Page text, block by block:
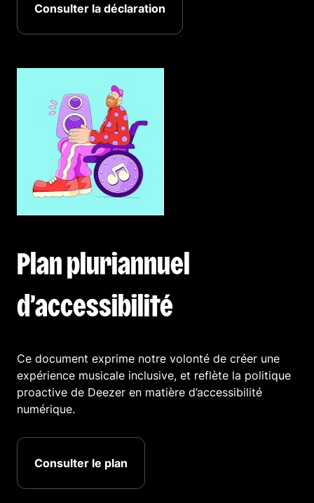
Consulter la déclaration
Plan pluriannuel
d’accessibilité
Ce document exprime notre volonté de créer une
expérience musicale inclusive, et reflète la politique
proactive de Deezer en matière d’accessibilité
numérique.
Consulter le plan